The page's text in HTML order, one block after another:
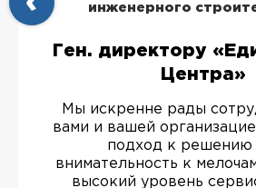
инженерного
Ген. директору
Центра»
Мы искренне рады
вами и вашей
подход к решению
внимательность к
высокий уровень